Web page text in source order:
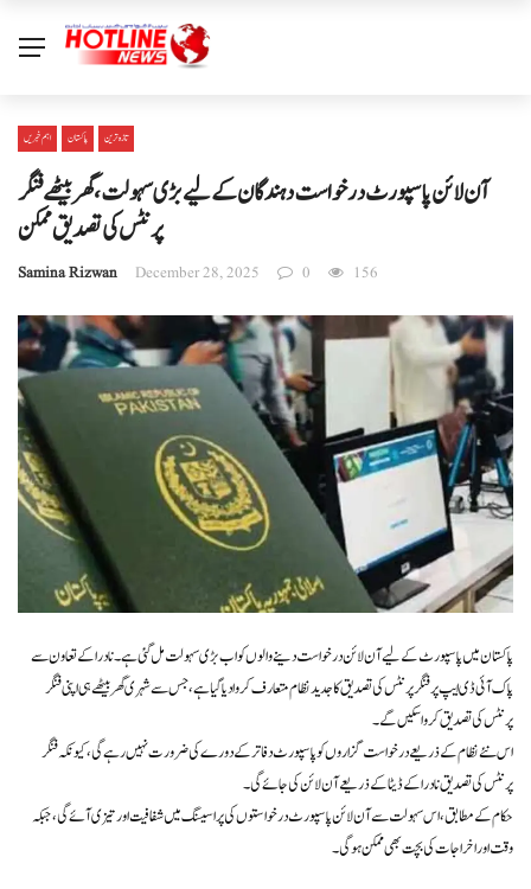
اہم خبریں پاکستان تازہ ترین
آن لائن پاسپورٹ درخواست دہندگان کے لیے بڑی سہولت، گھر بیٹھے فنگر
پرنٹس کی تصدیق ممکن
Samina Rizwan December 28, 2025 0 156
پاکستان میں پاسپورٹ کے لیے آن لائن درخواست دینے والوں کو اب بڑی سہولت مل گئی ہے۔ نادرا کے تعاون سے
پاک آئی ڈی ایپ پر فنگر پرنٹس کی تصدیق کا جدید نظام متعارف کروا دیا گیا ہے، جس سے شہری گھر بیٹھے ہی اپنی فنگر
پرنٹس کی تصدیق کروا سکیں گے۔
اس نئے نظام کے ذریعے درخواست گزاروں کو پاسپورٹ دفاتر کے دورے کی ضرورت نہیں رہے گی، کیونکہ فنگر
پرنٹس کی تصدیق نادرا کے ڈیٹا کے ذریعے آن لائن کی جائے گی۔
حکام کے مطابق، اس سہولت سے آن لائن پاسپورٹ درخواستوں کی پراسیسنگ میں شفافیت اور تیزی آئے گی، جبکہ
وقت اور اخراجات کی بچت بھی ممکن ہوگی۔